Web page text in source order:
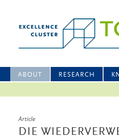
ABOUT RESEARCH
Article
DIE